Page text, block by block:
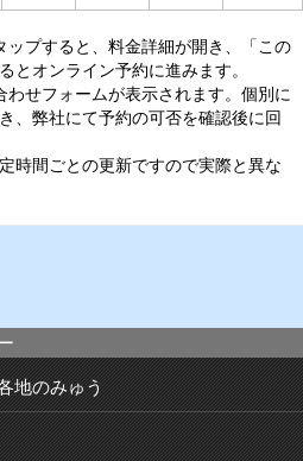
プすると、料金詳細が開き、「この
とオンライン予約に進みます。
せフォームが表示されます。個別に
、弊社にて予約の可否を確認後に回
時間ごとの更新ですので実際と異な
地のみゅう